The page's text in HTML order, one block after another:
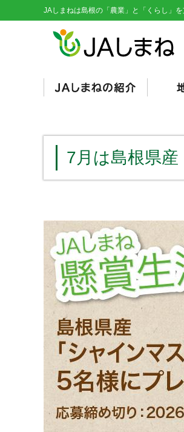
JAしまねは島根の「農業」と「くらし」
7月は島根県